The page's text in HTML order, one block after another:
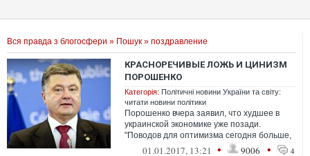
Вся правда з блогосфери » Пошук » поздравление
КРАСНОРЕЧИВЫЕ ЛОЖЬ И ЦИНИЗМ
ПОРОШЕНКО
Категорія: Політичні новини України та світу:
читати новини політики
Порошенко вчера заявил, что худшее в
украинской экономике уже позади.
"Поводов для оптимизма сегодня больше,
чем год назад. Легко еще не будет, но и х...
01.01.2017, 13:21 • 9006 • 4